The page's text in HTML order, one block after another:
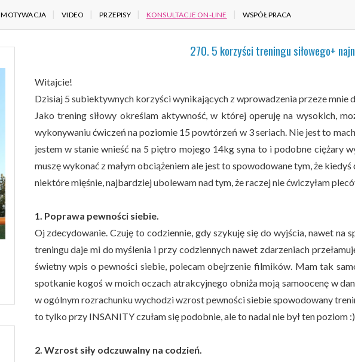
MOTYWACJA VIDEO PRZEPISY KONSULTACJE ON-LINE WSPÓŁPRACA
270. 5 korzyści treningu siłowego+
Witajcie!
Dzisiaj 5 subiektywnych korzyści wynikających z wprowadzenia przeze mnie
Jako trening siłowy określam aktywność, w której operuję na wysokich,
wykonywaniu ćwiczeń na poziomie 15 powtórzeń w 3 seriach. Nie jest to
jestem w stanie wnieść na 5 piętro mojego 14kg syna to i podobne ciężary
muszę wykonać z małym obciążeniem ale jest to spowodowane tym, że
niektóre mięśnie, najbardziej ubolewam nad tym, że raczej nie ćwiczyłam
1. Poprawa pewności siebie.
Oj zdecydowanie. Czuję to codziennie, gdy szykuję się do wyjścia, nawet na
treningu daje mi do myślenia i przy codziennych nawet zdarzeniach
świetny wpis o pewności siebie, polecam obejrzenie filmików. Mam tak
spotkanie kogoś w moich oczach atrakcyjnego obniża moją samoocenę w
w ogólnym rozrachunku wychodzi wzrost pewności siebie spowodowany
to tylko przy INSANITY czułam się podobnie, ale to nadal nie był ten poziom :)
2. Wzrost siły odczuwalny na codzień.